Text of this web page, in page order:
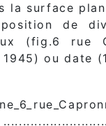
la surface
de
(fig.6 rue
ou date